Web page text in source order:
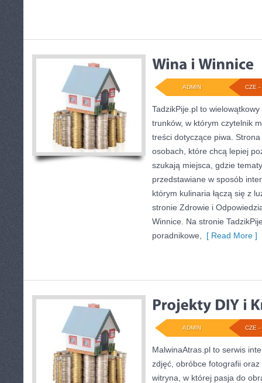
CZE -
ADMIN
TadzikPije.pl to
trunków, w którym czytelnik
treści dotyczące piwa.
osobach, które chcą lepiej
szukają miejsca, gdzie
przedstawiane w sposób
którym kulinaria łączą się z
stronie Zdrowie i
Winnice. Na stronie
poradnikowe,
[ Read More ]
CZE -
ADMIN
MalwinaAtras.pl to serwis
zdjęć, obróbce fotografii
witryna, w której pasja do